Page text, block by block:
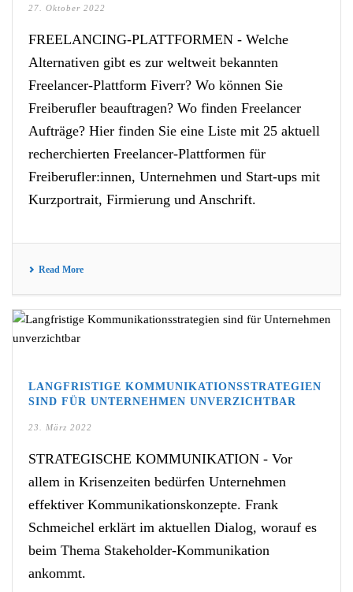
27. Oktober 2022
FREELANCING-PLATTFORMEN - Welche
Alternativen gibt es zur weltweit bekannten
Freelancer-Plattform Fiverr? Wo können Sie
Freiberufler beauftragen? Wo finden Freelancer
Aufträge? Hier finden Sie eine Liste mit 25 aktuell
recherchierten Freelancer-Plattformen für
Freiberufler:innen, Unternehmen und Start-ups mit
Kurzportrait, Firmierung und Anschrift.
Read More
LANGFRISTIGE KOMMUNIKATIONSSTRATEGIEN
SIND FÜR UNTERNEHMEN UNVERZICHTBAR
23. März 2022
STRATEGISCHE KOMMUNIKATION - Vor
allem in Krisenzeiten bedürfen Unternehmen
effektiver Kommunikationskonzepte. Frank
Schmeichel erklärt im aktuellen Dialog, worauf es
beim Thema Stakeholder-Kommunikation
ankommt.